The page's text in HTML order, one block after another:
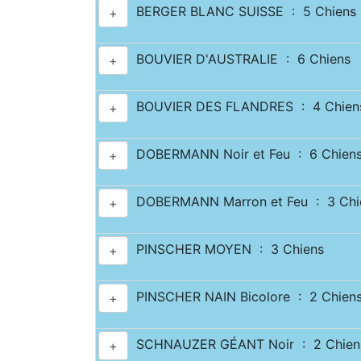
+ BERGER BLANC SUISSE : 5 Chiens
+ BOUVIER D'AUSTRALIE : 6 Chiens
+ BOUVIER DES FLANDRES : 4
+ DOBERMANN Noir et Feu : 6
+ DOBERMANN Marron et Feu : 3
+ PINSCHER MOYEN : 3 Chiens
+ PINSCHER NAIN Bicolore : 2
+ SCHNAUZER GÉANT Noir : 2